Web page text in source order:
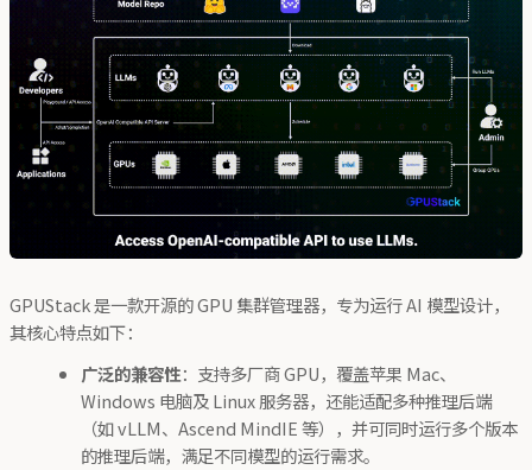
GPUStack 是一款开源的 GPU 集群管理器，专为运行 AI 模型设计，
其核心特点如下：
广泛的兼容性：支持多厂商 GPU，覆盖苹果 Mac、
Windows 电脑及 Linux 服务器，还能适配多种推理后端
（如 vLLM、Ascend MindIE 等），并可同时运行多个版本
的推理后端，满足不同模型的运行需求。